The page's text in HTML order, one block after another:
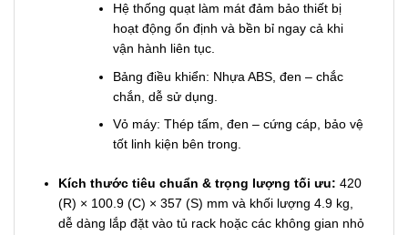
Hệ thống quạt làm mát đảm bảo thiết bị
hoạt động ổn định và bền bỉ ngay cả khi
vận hành liên tục.
Bảng điều khiển: Nhựa ABS, đen – chắc
chắn, dễ sử dụng.
Vỏ máy: Thép tấm, đen – cứng cáp, bảo vệ
tốt linh kiện bên trong.
Kích thước tiêu chuẩn & trọng lượng tối ưu: 420
(R) × 100.9 (C) × 357 (S) mm và khối lượng 4.9 kg,
dễ dàng lắp đặt vào tủ rack hoặc các không gian nhỏ